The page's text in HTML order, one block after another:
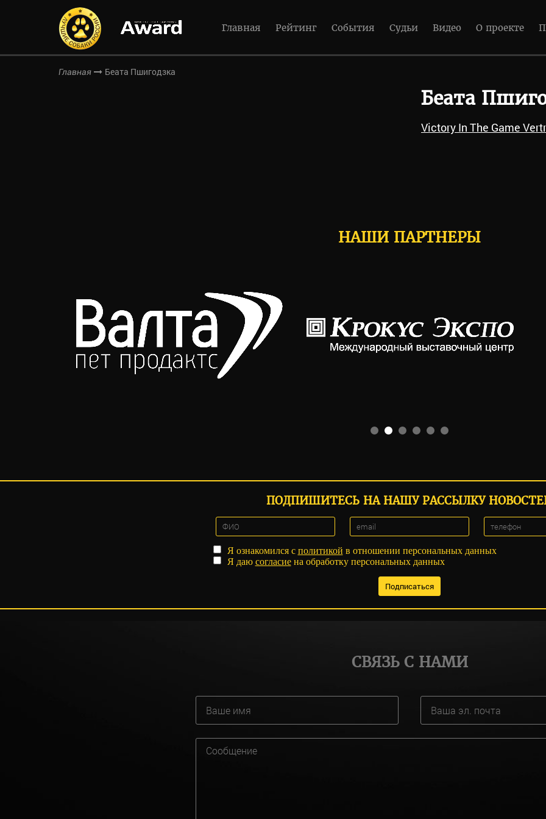
Главная Рейтинг События Судьи Видео О проекте
Главная Беата Пшигодзка
Беата
Victory In The Game
НАШИ ПАРТНЕРЫ
ПОДПИШИТЕСЬ НА НАШУ РАССЫЛКУ
Я ознакомился с политикой в отношении персональных данных
Я даю согласиена обработку персональных данных
СВЯЗЬ С НАМИ